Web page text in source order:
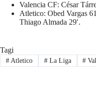
Valencia CF: César
Atletico: Obed Vargas
Thiago Almada 29′.
Tagi
#Atletico #La Liga #